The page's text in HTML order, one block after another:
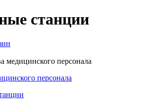
станции
медицинского персонала
персонала